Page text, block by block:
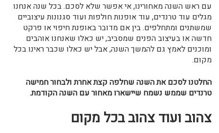
עם ראש השנה מאחורינו, אי אפשר שלא לסכם. בכל שנה אנחנו
מגלים עוד טרנדים, עוד אופנות חולפות ועוד סגנונות עיצוביים
שמשתנים ומתחלפים. בין אם מדובר באופנת חיפוי או פרקט
חדשה או בעיצוב הפנים שמסביב, יש כאלו שאנחנו אוהבים
ומוכנים לאמץ גם להמשך השנה, אבל יש כאלו שכבר ראינו בכל
מקום.
החלטנו לסכם את השנה שחלפה קצת אחרת ולבחור חמישה
טרנדים שממש נשמח שיישארו מאחור עם השנה הקודמת.
צהוב ועוד צהוב בכל מקום